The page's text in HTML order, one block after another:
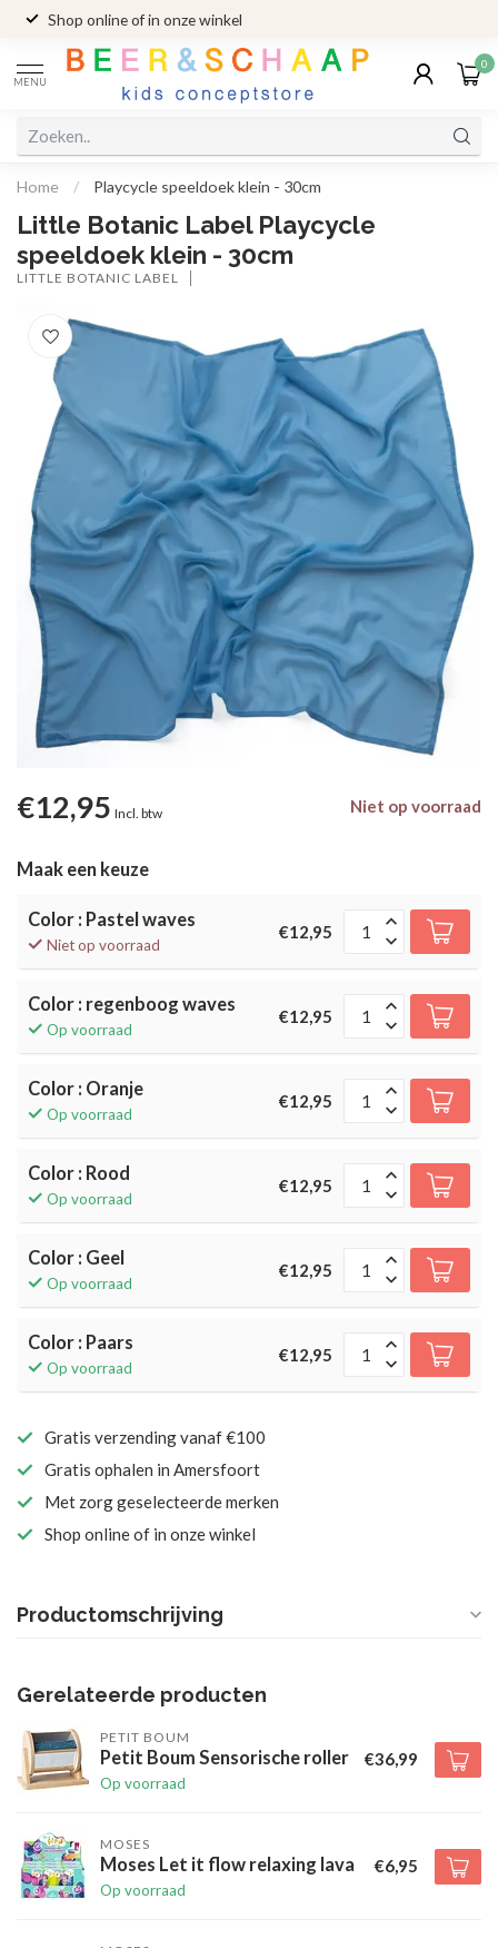
Shop online of in onze winkel
MENU
0
Home / Playcycle speeldoek klein - 30cm
Little Botanic Label Playcycle
speeldoek klein - 30cm
LITTLE BOTANIC LABEL
€12,95 Incl. btw Niet op voorraad
Maak een keuze
Color : Pastel waves
Niet op voorraad
€12,95
Color : regenboog waves
Op voorraad
€12,95
Color : Oranje
Op voorraad
€12,95
Color : Rood
Op voorraad
€12,95
Color : Geel
Op voorraad
€12,95
Color : Paars
Op voorraad
€12,95
Gratis verzending vanaf €100
Gratis ophalen in Amersfoort
Met zorg geselecteerde merken
Shop online of in onze winkel
Productomschrijving
Gerelateerde producten
PETIT BOUM
Petit Boum Sensorische roller
Op voorraad
€36,99
MOSES
Moses Let it flow relaxing lava
Op voorraad
€6,95